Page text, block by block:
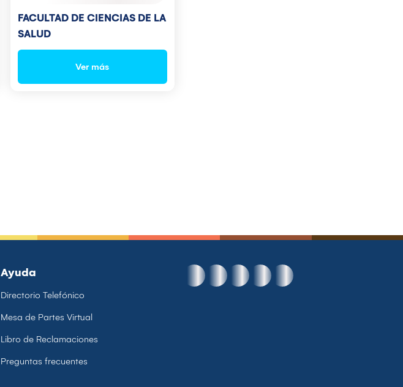
FACULTAD DE CIENCIAS DE LA
SALUD
Ver más
Ayuda
Directorio Telefónico
Mesa de Partes Virtual
Libro de Reclamaciones
Preguntas frecuentes